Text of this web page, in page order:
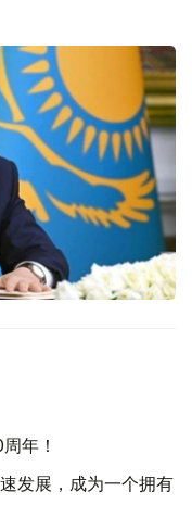
年！
发展，成为一个拥有